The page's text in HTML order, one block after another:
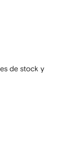
de stock y